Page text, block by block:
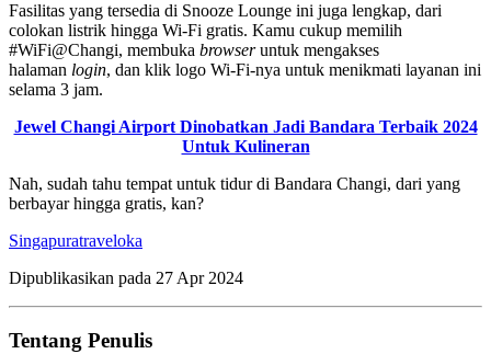
Fasilitas yang tersedia di Snooze Lounge ini juga lengkap, dari
colokan listrik hingga Wi-Fi gratis. Kamu cukup memilih
#WiFi@Changi, membuka browseruntuk mengakses
halaman login, dan klik logo Wi-Fi-nya untuk menikmati layanan ini
selama 3 jam.
Jewel Changi Airport Dinobatkan Jadi Bandara Terbaik 2024
Untuk Kulineran
Nah, sudah tahu tempat untuk tidur di Bandara Changi, dari yang
berbayar hingga gratis, kan?
Singapuratraveloka
Dipublikasikan pada 27 Apr 2024
Tentang Penulis